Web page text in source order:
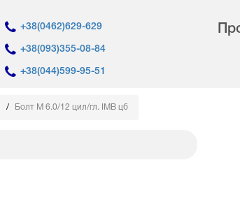
+38(0462)629-629
+38(093)355-08-84
+38(044)599-95-51
Болт М 6.0/12 цил/гл. IMB цб